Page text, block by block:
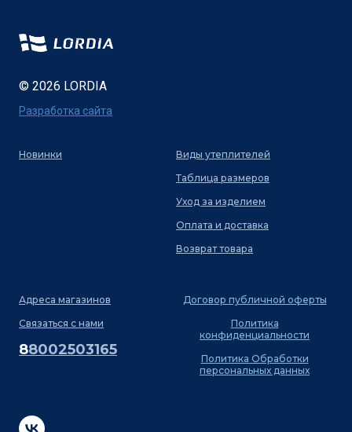
© 2026 LORDIA
Разработка сайта
Новинки
Виды утеплителей
Таблица размеров
Уход за изделием
Оплата и доставка
Возврат товара
Адреса магазинов
Связаться с нами
88002503165
Договор публичной оферты
Политика
конфиденциальности
Политика Обработки
персональных данных